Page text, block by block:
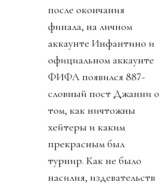
после окончания
финала, на личном
аккаунте Инфантино и
официальном аккаунте
ФИФА появился 887-
словный пост Джанни о
том, как ничтожны
хейтеры и каким
прекрасным был
турнир. Как не было
насилия, издевательств